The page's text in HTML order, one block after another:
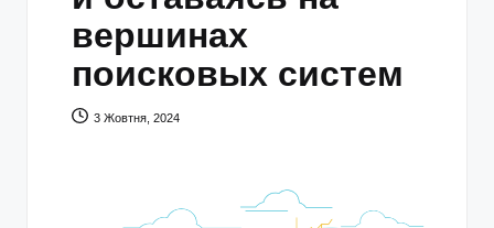
вершинах
поисковых систем
3 Жовтня, 2024